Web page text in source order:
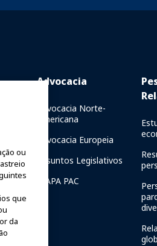
e
Advocacia
Advocacia Norte-
Americana
Advocacia Europeia
Assuntos Legislativos
IAAPA PAC
ou
que
da